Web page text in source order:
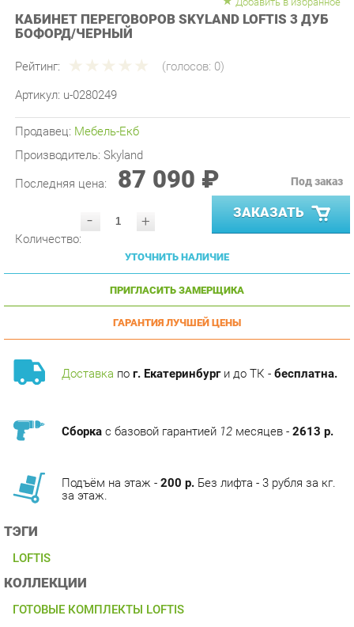
БОФОРД/ЧЕРНЫЙ
Артикул: u-0280249
Производитель:Skyland
Последняя цена: 87 090 ₽
- ЗАКАЗАТЬ
УТОЧНИТЬ НАЛИЧИЕ
ПРИГЛАСИТЬ ЗАМЕРЩИКА
ГАРАНТИЯ ЛУЧШЕЙ ЦЕНЫ
Доставкапог. Екатеринбурги до ТК -бесплатна.
ТЭГИ
ОПИСАНИЕ